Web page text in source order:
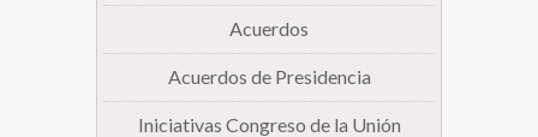
Acuerdos
Acuerdos de Presidencia
Iniciativas Congreso de la Unión